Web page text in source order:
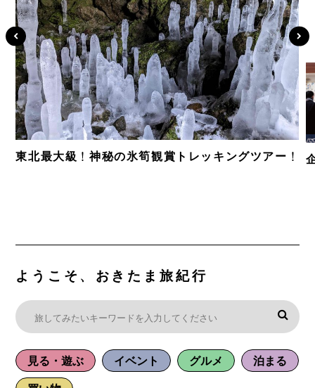
東北最大級！神秘の氷筍観賞トレッキングツアー！
ようこそ、おきたま旅紀行
見る・遊ぶ イベント グルメ 泊まる